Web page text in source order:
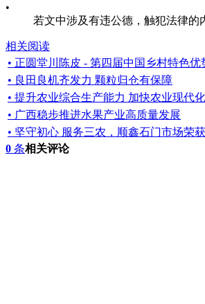
•
若文中涉及有违公德，触犯法律的
相关阅读
• 正圆堂川陈皮 - 第四届中国乡村特色优
• 良田良机齐发力 颗粒归仓有保障
• 提升农业综合生产能力 加快农业现代
• 广西稳步推进水果产业高质量发展
• 坚守初心 服务三农，顺鑫石门市场荣
0 条相关评论